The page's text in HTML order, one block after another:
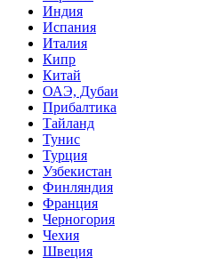
Индия
Испания
Италия
Кипр
Китай
ОАЭ, Дубаи
Прибалтика
Тайланд
Тунис
Турция
Узбекистан
Финляндия
Франция
Черногория
Чехия
Швеция